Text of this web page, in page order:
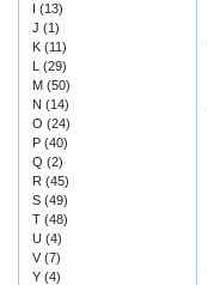
I (13)
J (1)
K (11)
L (29)
M (50)
N (14)
O (24)
P (40)
Q (2)
R (45)
S (49)
T (48)
U (4)
V (7)
Y (4)